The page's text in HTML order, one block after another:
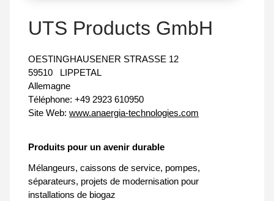
UTS Products GmbH
OESTINGHAUSENER STRASSE 12
59510
LIPPETAL
Allemagne
Téléphone: +49 2923 610950
Site Web: www.anaergia-technologies.com
Produits pour un avenir durable
Mélangeurs, caissons de service, pompes,
séparateurs, projets de modernisation pour
installations de biogaz